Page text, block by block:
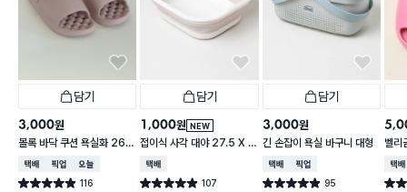
담기
3,000원
볼록 바닥 쿠션 욕실화 260
~280 mm
택배배송매장픽업오늘배송
별점 4.9점 116
건 작성
담기
NEW
1,000원
접이식 사각 대야 27.5 X 2
3 cm
택배배송
별점 4.9점 107
건 작성
담기
3,000원
긴 손잡이 욕실 바구니 대형
택배배송매장픽업
별점 4.9점 95
건 작성
벨리
택배
별점